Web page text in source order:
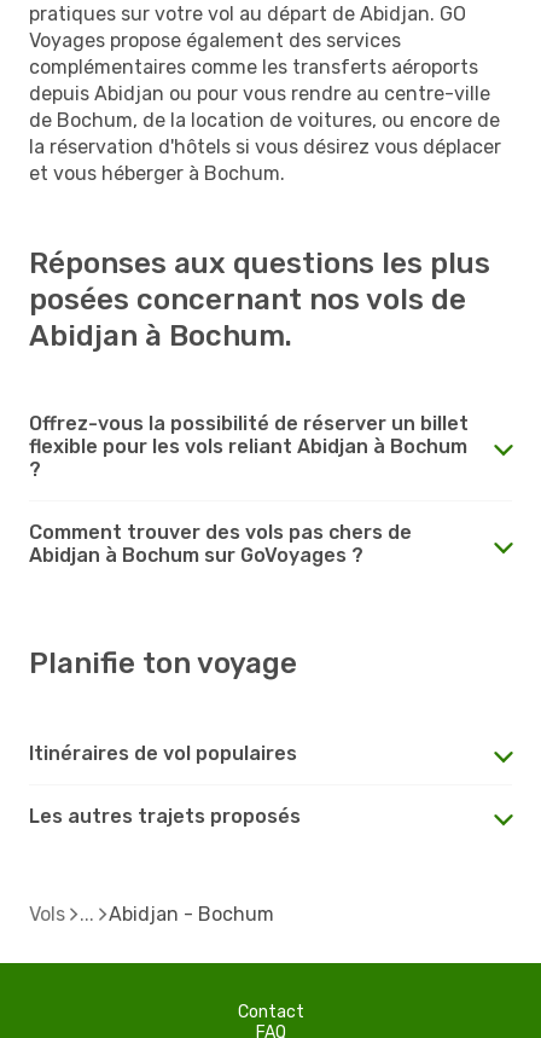
pratiques sur votre vol au départ de Abidjan. GO
Voyages propose également des services
complémentaires comme les transferts aéroports
depuis Abidjan ou pour vous rendre au centre-ville
de Bochum, de la location de voitures, ou encore de
la réservation d'hôtels si vous désirez vous déplacer
et vous héberger à Bochum.
Réponses aux questions les plus
posées concernant nos vols de
Abidjan à Bochum.
Offrez-vous la possibilité de réserver un billet
flexible pour les vols reliant Abidjan à Bochum
?
Comment trouver des vols pas chers de
Abidjan à Bochum sur GoVoyages ?
Planifie ton voyage
Itinéraires de vol populaires
Les autres trajets proposés
Vols Abidjan - Bochum
Contact
FAQ